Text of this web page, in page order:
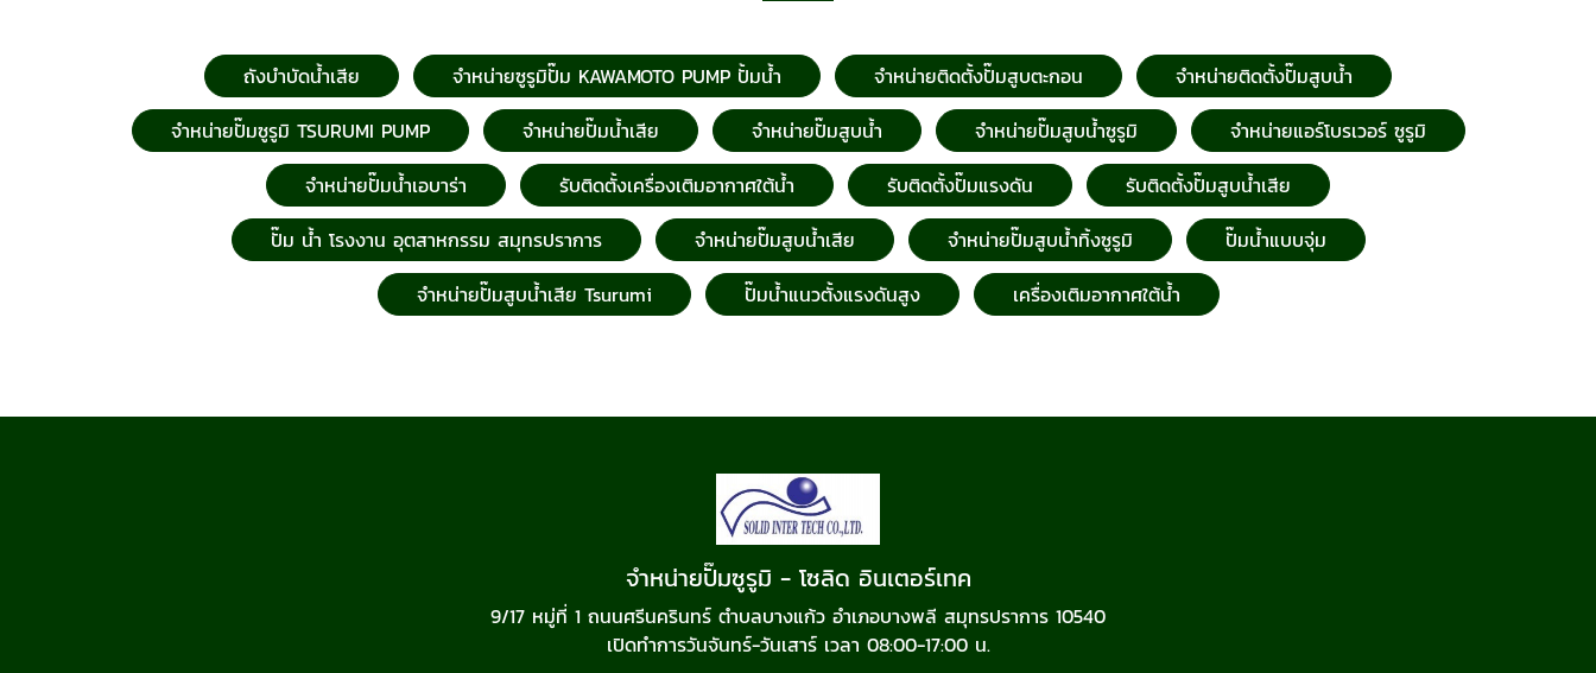
ถังบำบัดน้ำเสีย จำหน่ายซูรูมิปั๊ม KAWAMOTO PUMP ปั้มน้ำ จำหน่ายติดตั้งปั๊มสูบตะกอน
จำหน่ายติดตั้งปั๊มสูบน้ำ
จำหน่ายปั๊มซูรูมิ TSURUMI PUMP
จำหน่ายปั๊มน้ำเสีย จำหน่ายปั๊มสูบน้ำ จำหน่ายปั๊มสูบน้ำซูรูมิ
จำหน่ายแอร์โบรเวอร์ ซูรูมิ
จำหน่ายปั๊มน้ำเอบาร่า
รับติดตั้งเครื่องเติมอากาศใต้น้ำ รับติดตั้งปั๊มแรงดัน
รับติดตั้งปั๊มสูบน้ำเสีย
ปั๊ม น้ำ โรงงาน อุตสาหกรรม สมุทรปราการ
จำหน่ายปั๊มสูบน้ำเสีย จำหน่ายปั๊มสูบน้ำทิ้งซูรูมิ
ปั๊มน้ำแบบจุ่ม
จำหน่ายปั๊มสูบน้ำเสีย Tsurumi
ปั๊มน้ำแนวตั้งแรงดันสูง เครื่องเติมอากาศใต้น้ำ
จำหน่ายปั๊มซูรูมิ - โซลิด อินเตอร์เทค
9/17 หมู่ที่ 1 ถนนศรีนครินทร์ ตำบลบางแก้ว อำเภอบางพลี สมุทรปราการ 10540
เปิดทำการวันจันทร์-วันเสาร์ เวลา 08:00-17:00 น.